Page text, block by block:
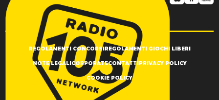
REGOLAMENTI CONCORSIREGOLAMENTI GIOCHI LIBERI
NOTE LEGALICORPORATECONTATTIPRIVACY POLICY
COOKIE POLICY